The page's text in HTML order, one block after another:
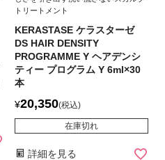
トリートメント
KERASTASE ケラスターゼ
DS HAIR DENSITY
PROGRAMME Y ヘアデンシ
ティー プログラム Y 6ml×30
本
¥20,350 税込
在庫切れ
詳細を見る